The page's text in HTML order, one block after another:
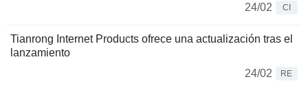
24/02
CI
Tianrong Internet Products ofrece una actualización tras el
lanzamiento
24/02
RE